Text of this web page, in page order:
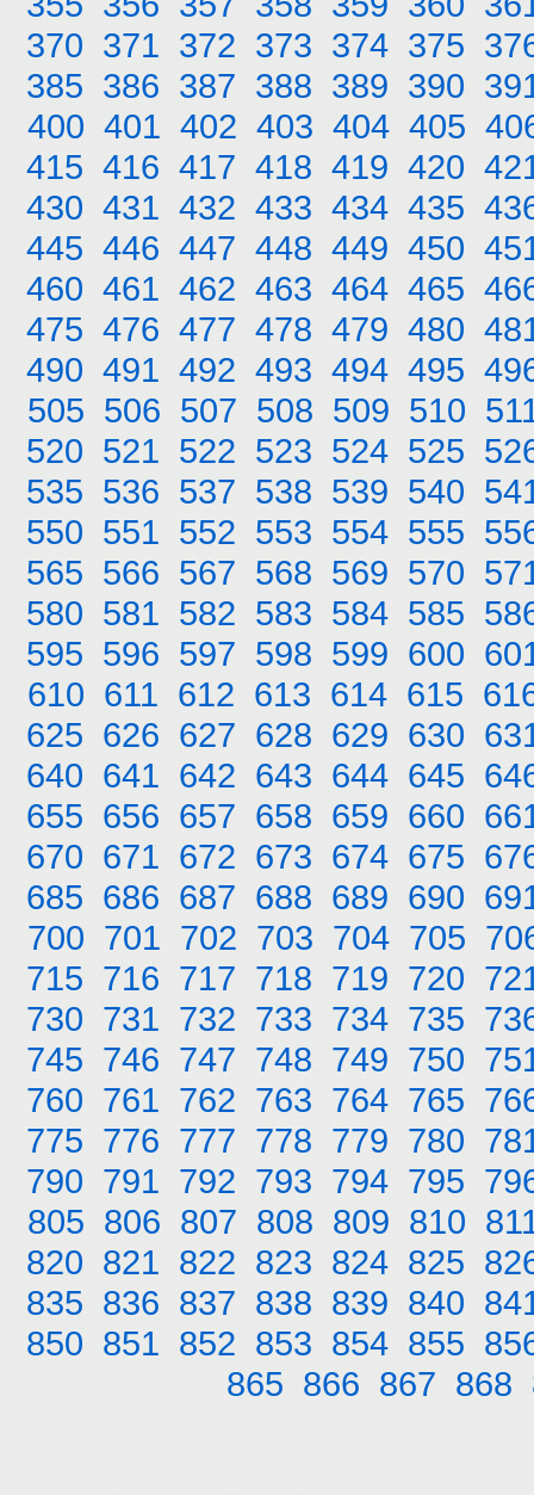
370 371 372 373 374 375
385 386 387 388 389 390
400 401 402 403 404 405
415 416 417 418 419 420
430 431 432 433 434 435
445 446 447 448 449 450
460 461 462 463 464 465
475 476 477 478 479 480
490 491 492 493 494 495
505 506 507 508 509 510
520 521 522 523 524 525
535 536 537 538 539 540
550 551 552 553 554 555
565 566 567 568 569 570
580 581 582 583 584 585
595 596 597 598 599 600
610 611 612 613 614 615
625 626 627 628 629 630
640 641 642 643 644 645
655 656 657 658 659 660
670 671 672 673 674 675
685 686 687 688 689 690
700 701 702 703 704 705
715 716 717 718 719 720
730 731 732 733 734 735
745 746 747 748 749 750
760 761 762 763 764 765
775 776 777 778 779 780
790 791 792 793 794 795
805 806 807 808 809 810
820 821 822 823 824 825
835 836 837 838 839 840
850 851 852 853 854 855
865 866 867 868